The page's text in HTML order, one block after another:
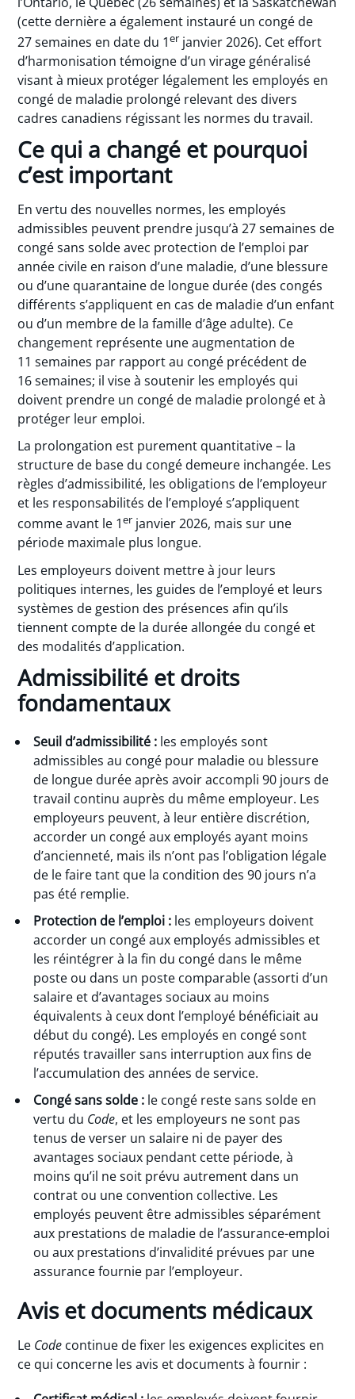
(cette dernière a également instauré un congé de
27 semaines en date du 1er janvier 2026). Cet effort
d’harmonisation témoigne d’un virage généralisé
visant à mieux protéger légalement les employés en
congé de maladie prolongé relevant des divers
cadres canadiens régissant les normes du travail.
Ce qui a changé et pourquoi
c’est important
En vertu des nouvelles normes, les employés
admissibles peuvent prendre jusqu’à 27 semaines de
congé sans solde avec protection de l’emploi par
année civile en raison d’une maladie, d’une blessure
ou d’une quarantaine de longue durée (des congés
différents s’appliquent en cas de maladie d’un enfant
ou d’un membre de la famille d’âge adulte). Ce
changement représente une augmentation de
11 semaines par rapport au congé précédent de
16 semaines; il vise à soutenir les employés qui
doivent prendre un congé de maladie prolongé et à
protéger leur emploi.
La prolongation est purement quantitative – la
structure de base du congé demeure inchangée. Les
règles d’admissibilité, les obligations de l’employeur
et les responsabilités de l’employé s’appliquent
comme avant le 1er janvier 2026, mais sur une
période maximale plus longue.
Les employeurs doivent mettre à jour leurs
politiques internes, les guides de l’employé et leurs
systèmes de gestion des présences afin qu’ils
tiennent compte de la durée allongée du congé et
des modalités d’application.
Admissibilité et droits
fondamentaux
Seuil d’admissibilité : les employés sont
admissibles au congé pour maladie ou blessure
de longue durée après avoir accompli 90 jours de
travail continu auprès du même employeur. Les
employeurs peuvent, à leur entière discrétion,
accorder un congé aux employés ayant moins
d’ancienneté, mais ils n’ont pas l’obligation légale
de le faire tant que la condition des 90 jours n’a
pas été remplie.
Protection de l’emploi : les employeurs doivent
accorder un congé aux employés admissibles et
les réintégrer à la fin du congé dans le même
poste ou dans un poste comparable (assorti d’un
salaire et d’avantages sociaux au moins
équivalents à ceux dont l’employé bénéficiait au
début du congé). Les employés en congé sont
réputés travailler sans interruption aux fins de
l’accumulation des années de service.
Congé sans solde : le congé reste sans solde en
vertu du Code, et les employeurs ne sont pas
tenus de verser un salaire ni de payer des
avantages sociaux pendant cette période, à
moins qu’il ne soit prévu autrement dans un
contrat ou une convention collective. Les
employés peuvent être admissibles séparément
aux prestations de maladie de l’assurance-emploi
ou aux prestations d’invalidité prévues par une
assurance fournie par l’employeur.
Avis et documents médicaux
Le Code continue de fixer les exigences explicites en
ce qui concerne les avis et documents à fournir :